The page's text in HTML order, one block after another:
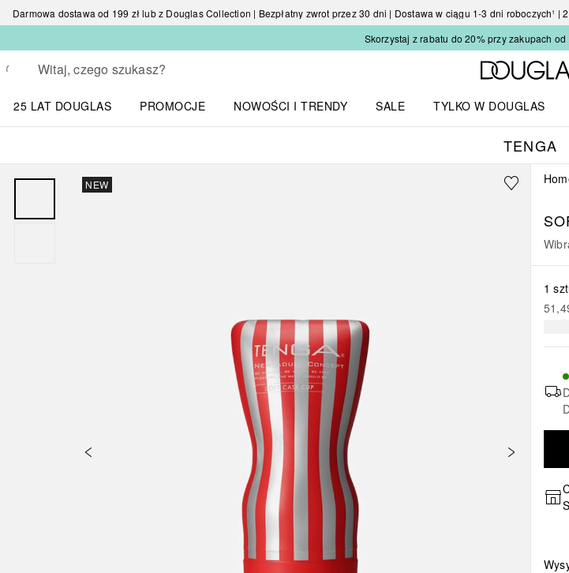
Darmowa dostawa od 199 zł lub z Douglas Collection | Bezpłatny zwrot przez 30 dni | Dostawa w ciągu 1-3 dni roboczych¹ |
Skorzystaj z rabatu do 20% przy zakupach od
Wracać
Wykonaj wyszukiwanie
25 LAT DOUGLAS
PROMOCJE
NOWOŚCI I TRENDY
SALE
TYLKO W DOUGLAS
TENGA
NEW
1